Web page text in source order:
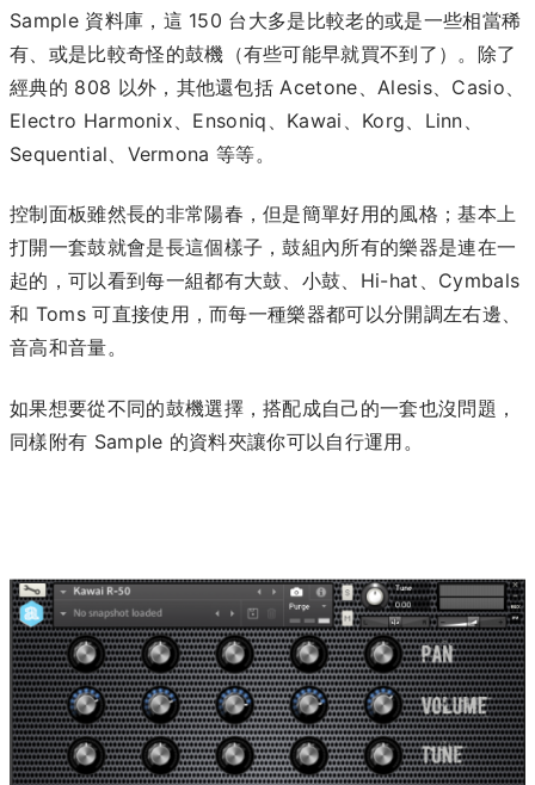
Sample 資料庫，這 150 台大多是比較老的或是一些相當稀
有、或是比較奇怪的鼓機（有些可能早就買不到了）。除了
經典的 808 以外，其他還包括 Acetone、Alesis、Casio、
Electro Harmonix、Ensoniq、Kawai、Korg、Linn、
Sequential、Vermona 等等。
控制面板雖然長的非常陽春，但是簡單好用的風格；基本上
打開一套鼓就會是長這個樣子，鼓組內所有的樂器是連在一
起的，可以看到每一組都有大鼓、小鼓、Hi-hat、Cymbals
和 Toms 可直接使用，而每一種樂器都可以分開調左右邊、
音高和音量。
如果想要從不同的鼓機選擇，搭配成自己的一套也沒問題，
同樣附有 Sample 的資料夾讓你可以自行運用。